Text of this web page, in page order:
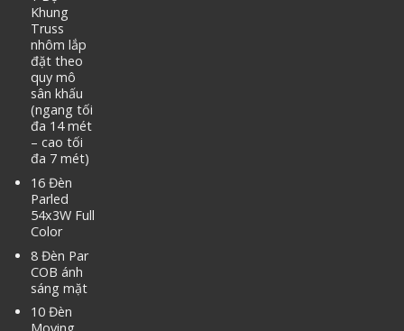
Khung
Truss
nhôm lắp
đặt theo
quy mô
sân khấu
(ngang tối
đa 14 mét
– cao tối
đa 7 mét)
16 Đèn
Parled
54x3W Full
Color
8 Đèn Par
COB ánh
sáng mặt
10 Đèn